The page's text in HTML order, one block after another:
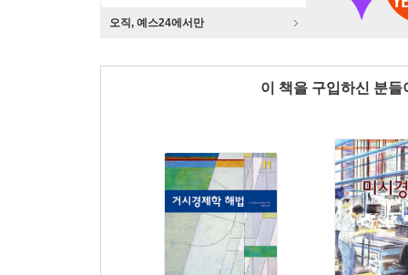
오직, 예스24에서만
이 책을 구입하신 분